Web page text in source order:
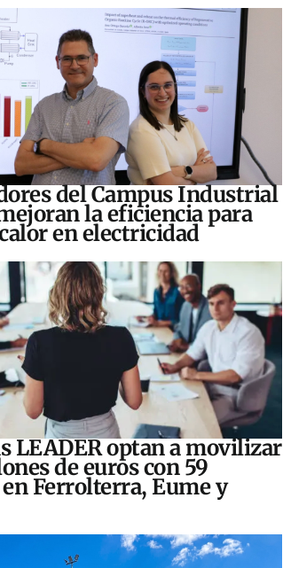
del Campus Industrial
la eficiencia para
en electricidad
LEADER optan a movilizar
de euros con 59
Ferrolterra, Eume y